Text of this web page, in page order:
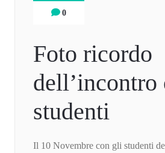
0
Foto ricordo
studenti
Il 10 Novembre con gli studenti